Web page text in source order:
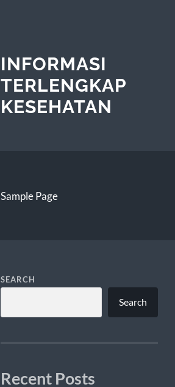
INFORMASI
TERLENGKAP
KESEHATAN
Sample Page
SEARCH
Search
Recent Posts